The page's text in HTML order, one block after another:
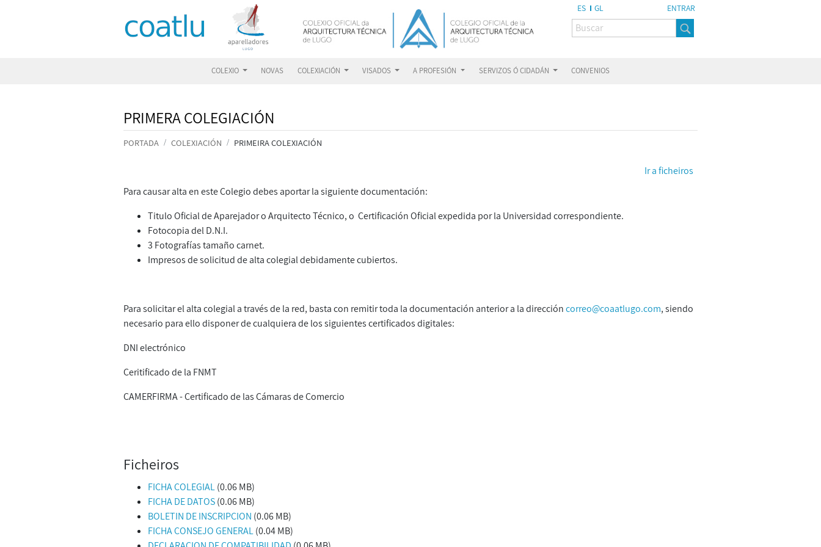
ES GL ENTRAR
COLEXIO NOVAS COLEXIACIÓN VISADOS A PROFESIÓN SERVIZOS Ó CIDADÁN CONVENIOS
PRIMERA COLEGIACIÓN
PORTADA COLEXIACIÓN PRIMEIRA COLEXIACIÓN
Ir a ficheiros
Para causar alta en este Colegio debes aportar la siguiente documentación:
Titulo Oficial de Aparejador o Arquitecto Técnico, o Certificación Oficial expedida por la Universidad correspondiente.
Fotocopia del D.N.I.
3 Fotografías tamaño carnet.
Impresos de solicitud de alta colegial debidamente cubiertos.
Para solicitar el alta colegial a través de la red, basta con remitir toda la documentación anterior a la direccióncorreo@coaatlugo.com, siendo
necesario para ello disponer de cualquiera de los siguientes certificados digitales:
DNI electrónico
Ceritificado de la FNMT
CAMERFIRMA - Certificado de las Cámaras de Comercio
Ficheiros
FICHA COLEGIAL(0.06 MB)
FICHA DE DATOS(0.06 MB)
BOLETIN DE INSCRIPCION (0.06 MB)
FICHA CONSEJO GENERAL(0.04 MB)